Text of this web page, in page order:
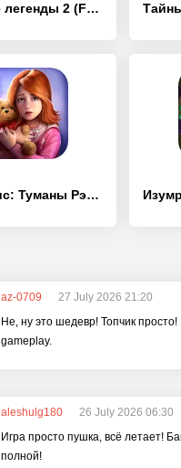
Мрачные легенды 2 (Full)
Энигматис: Туманы Рэйвенвуда (Full)
az-0709
27 July 2026 21:20
Не, ну это шедевр! Топчик
gameplay.
aleshulg180
26 July 2026 06:30
Игра просто пушка, всё летает!
полной!